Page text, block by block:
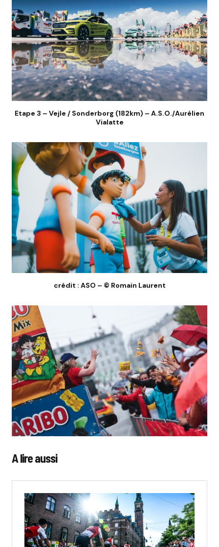
Etape 3 – Vejle / Sonderborg (182km) – A.S.O./Aurélien
Vialatte
crédit : ASO – © Romain Laurent
A lire aussi